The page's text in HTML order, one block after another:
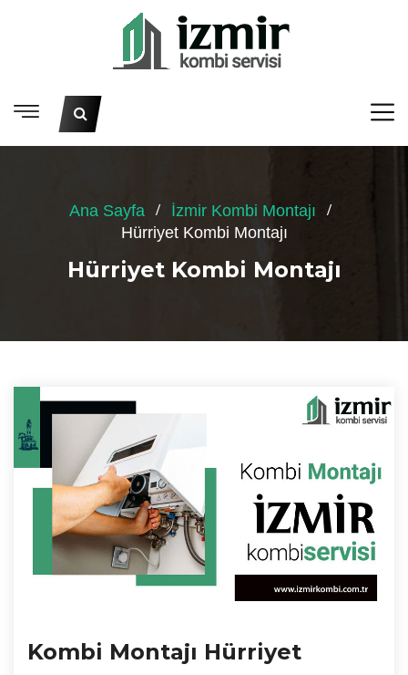
Ana Sayfa
İzmir Kombi Montajı
Hürriyet Kombi Montajı
Hürriyet Kombi Montajı
Kombi Montajı Hürriyet